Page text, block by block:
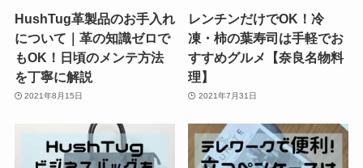
HushTug革製品のお手入れ
について｜革の知識ゼロで
もOK！日頃のメンテ方法
を丁寧に解説
2021年8月15日
レンチンだけでOK！冷
凍・柿の葉寿司は手軽でお
すすめグルメ【奈良名物料
理】
2021年7月31日